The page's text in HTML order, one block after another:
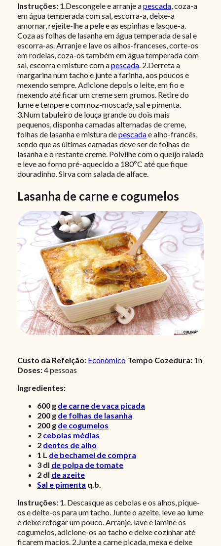
Instruções: 1.Descongele e arranje apescada , coza-a
em água temperada com sal, escorra-a, deixe-a
amornar, rejeite-lhe a pele e as espinhas e lasque-a.
Coza as folhas de lasanha em água temperada de sal e
escorra-as. Arranje e lave os alhos-franceses, corte-os
em rodelas, coza-os também em água temperada com
sal, escorra e misture com apescada . 2.Derreta a
margarina num tacho e junte a farinha, aos poucos e
mexendo sempre. Adicione depois o leite, em fio e
mexendo até ficar um creme sem grumos. Retire do
lume e tempere com noz-moscada, sal e pimenta.
3.Num tabuleiro de louça grande ou dois mais
pequenos, disponha camadas alternadas de creme,
folhas de lasanha e mistura depescadae alho-francês,
sendo que as últimas camadas deve ser de folhas de
lasanha e o restante creme. Polvilhe com o queijo ralado
e leve ao forno pré-aquecido a 180ºC até que fique
douradinho. Sirva com salada de alface.
Lasanha de carne e cogumelos
Custo da Refeição: Económico Tempo Cozedura: 1h
Doses:4 pessoas
Ingredientes:
600 g de carne de vaca picada
200 g de folhas de lasanha
200 g de cogumelos
2 cebolas médias
2 dentes de alho
1 L de bechamel de compra
3 dl de polpa de tomate
2 dl de azeite
Sal e pimenta q.b.
Instruções: 1. Descasque as cebolas e os alhos, pique-
os e deite-os para um tacho. Junte o azeite, leve ao lume
e deixe refogar um pouco. Arranje, lave e lamine os
cogumelos, adicione-os ao tacho e deixe cozinhar até
ficarem macios. 2.Junte a carne picada, mexa e deixe